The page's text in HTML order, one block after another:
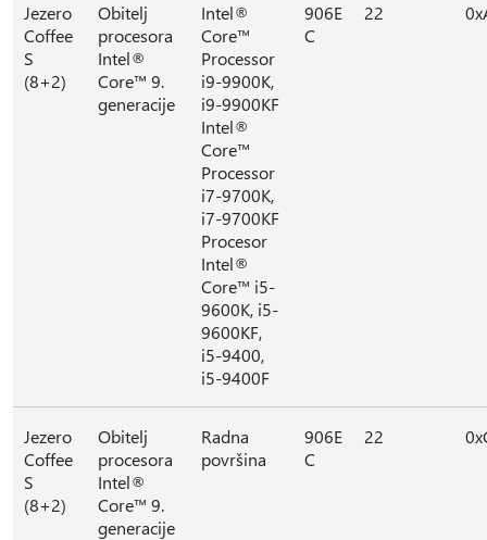
Jezero
Coffee
S
(8+2)
Obitelj
procesora
Intel®
Core™ 9.
generacije
Intel®
Core™
Processor
i9-9900K,
i9-9900KF
Intel®
Core™
Processor
i7-9700K,
i7-9700KF
Procesor
Intel®
Core™ i5-
9600K, i5-
9600KF,
i5-9400,
i5-9400F
906E
C
22
Jezero
Coffee
S
(8+2)
Obitelj
procesora
Intel®
Core™ 9.
generacije
Radna
površina
906E
C
22